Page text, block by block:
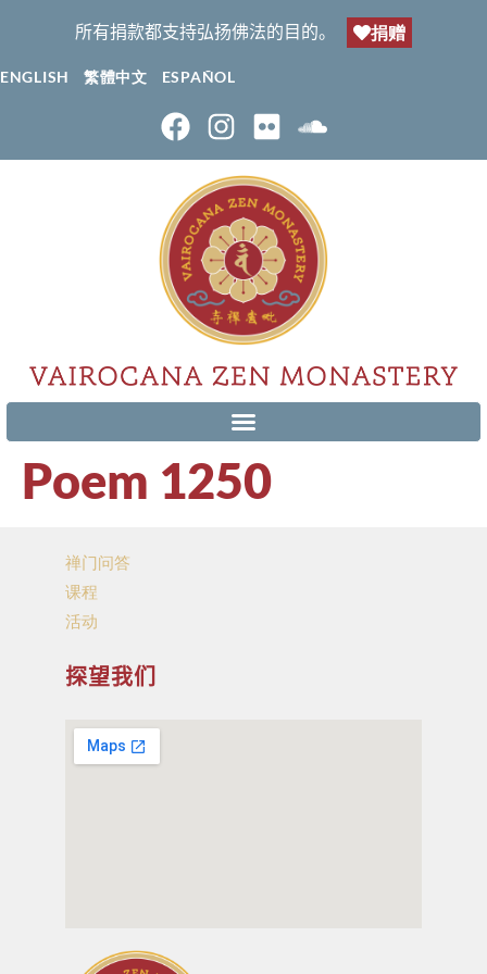
所有捐款都支持弘扬佛法的目的。 捐赠
ENGLISH 繁體中文 ESPAÑOL
Poem 1250
禅门问答
课程
活动
探望我们